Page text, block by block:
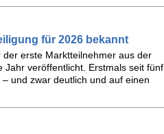
für 2026 bekannt
erste Marktteilnehmer aus der
veröffentlicht. Erstmals seit fünf
und zwar deutlich und auf einen